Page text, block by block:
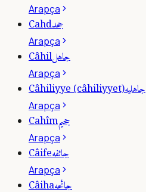
Arapça
Cahdجحد
Arapça
Câhilجاهل
Arapça
Câhiliyye (câhiliyyet)جاهليه
Arapça
Cahîmجحيم
Arapça
Câifeجائفه
Arapça
Câihaجائحه